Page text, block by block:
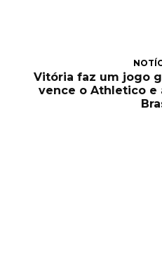
Vitória faz um jogo
vence o Athletico e